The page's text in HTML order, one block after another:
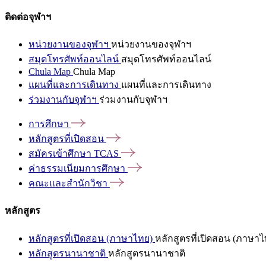
ติดต่อจุฬาฯ
หน่วยงานของจุฬาฯ หน่วยงานของจุฬาฯ
สมุดโทรศัพท์ออนไลน์ สมุดโทรศัพท์ออนไลน์
Chula Map Chula Map
แผนที่และการเดินทาง แผนที่และการเดินทาง
ร่วมงานกับจุฬาฯ ร่วมงานกับจุฬาฯ
การศึกษา
หลักสูตรที่เปิดสอน
สมัครเข้าศึกษา TCAS
ค่าธรรมเนียมการศึกษา
คณะและสำนักวิชา
หลักสูตร
หลักสูตรที่เปิดสอน (ภาษาไทย) หลักสูตรที่เปิดสอน (ภาษาไ
หลักสูตรนานาชาติ หลักสูตรนานาชาติ